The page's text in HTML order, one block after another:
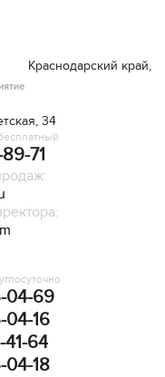
Краснодарский край,
34
71
04-69
04-16
41-64
04-18